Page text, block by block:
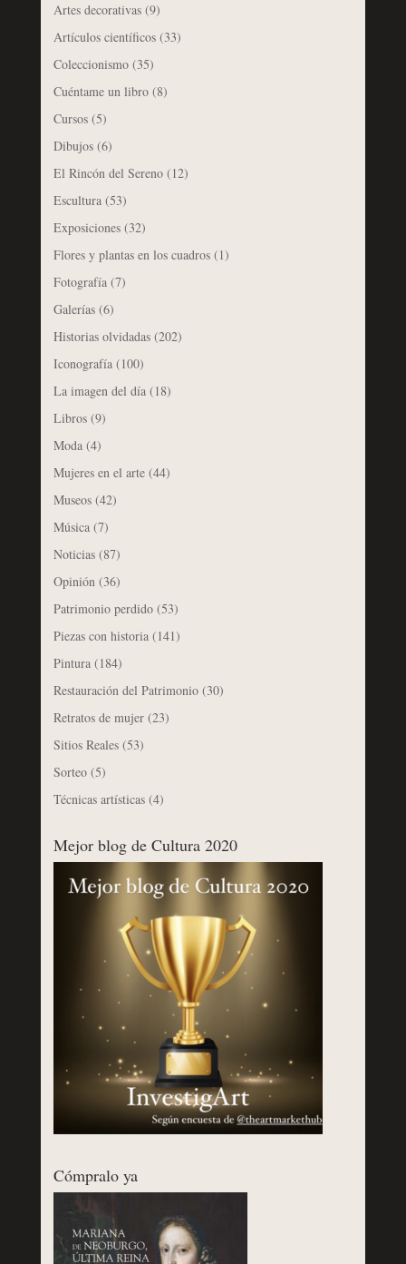
Artes decorativas(9)
Artículos científicos(33)
Coleccionismo(35)
Cuéntame un libro(8)
Cursos(5)
Dibujos(6)
El Rincón del Sereno(12)
Escultura(53)
Exposiciones(32)
Flores y plantas en los cuadros(1)
Fotografía(7)
Galerías(6)
Historias olvidadas(202)
Iconografía(100)
La imagen del día(18)
Libros(9)
Moda(4)
Mujeres en el arte(44)
Museos(42)
Música(7)
Noticias(87)
Opinión(36)
Patrimonio perdido(53)
Piezas con historia(141)
Pintura(184)
Restauración del Patrimonio(30)
Retratos de mujer(23)
Sitios Reales(53)
Sorteo(5)
Técnicas artísticas(4)
Mejor blog de Cultura 2020
Cómpralo ya